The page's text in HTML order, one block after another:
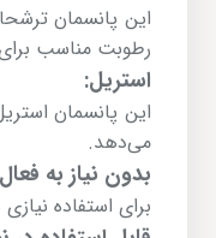
این پانسمان
رطوبت مناسب
استریل:
این پانسمان
می‌دهد.
بدون نیاز به
برای استفاده